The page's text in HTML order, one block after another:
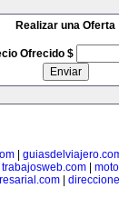
Realizar una Oferta
Ofrecido $
|
trabajosweb.com
|